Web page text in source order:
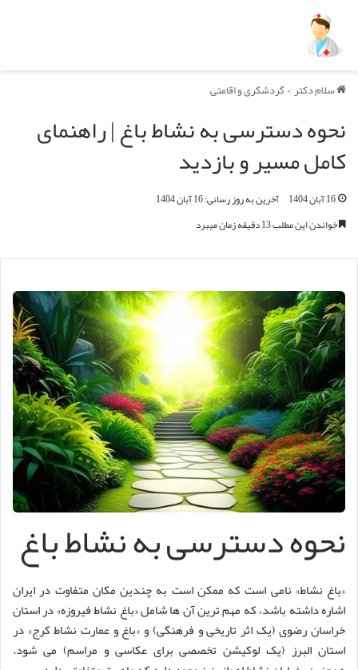
سلام دکتر>گردشگری و اقامتی
نحوه دسترسی به نشاط باغ | راهنمای
کامل مسیر و بازدید
16 آبان 1404
آخرین به روز رسانی: 16 آبان 1404
خواندن این مطلب 13 دقیقه زمان میبرد
نحوه دسترسی به نشاط باغ
«باغ نشاط» نامی است که ممکن است به چندین مکان متفاوت در ایران
اشاره داشته باشد، که مهم ترین آن ها شامل «باغ نشاط فیروزه» در استان
خراسان رضوی (یک اثر تاریخی و فرهنگی) و «باغ و عمارت نشاط کرج» در
استان البرز (یک لوکیشن تخصصی برای عکاسی و مراسم) می شود.